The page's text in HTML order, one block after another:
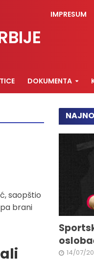
IMPRESUM
DOKUMENTA
saopštio
brani
14/07/